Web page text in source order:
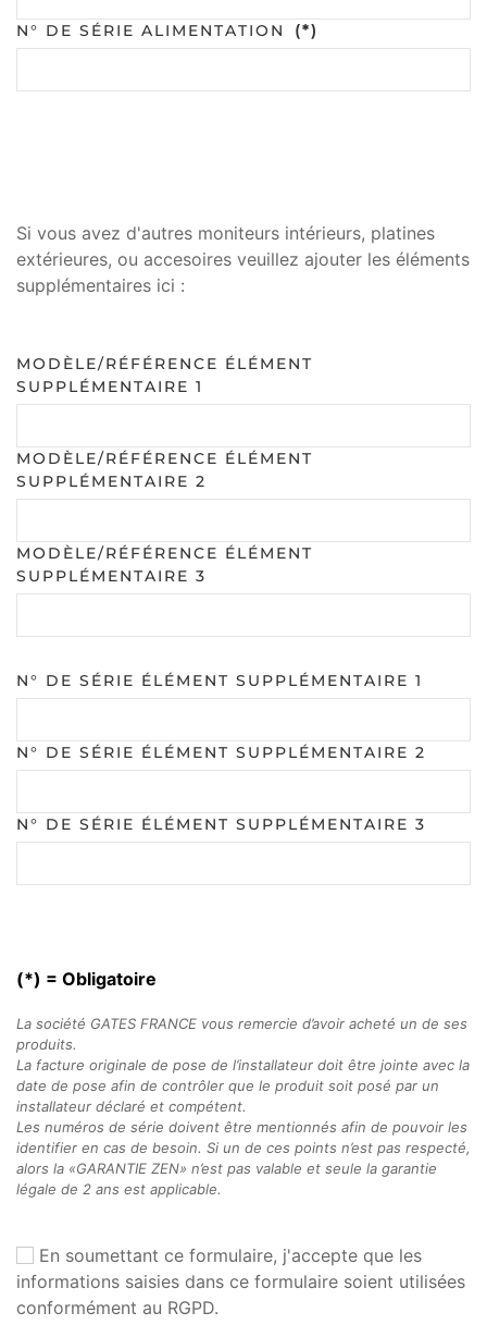
N° DE SÉRIE ALIMENTATION (*)
Si vous avez d'autres moniteurs intérieurs, platines
extérieures, ou accesoires veuillez ajouter les éléments
supplémentaires ici :
MODÈLE/RÉFÉRENCE ÉLÉMENT
SUPPLÉMENTAIRE 1
MODÈLE/RÉFÉRENCE ÉLÉMENT
SUPPLÉMENTAIRE 2
MODÈLE/RÉFÉRENCE ÉLÉMENT
SUPPLÉMENTAIRE 3
N° DE SÉRIE ÉLÉMENT SUPPLÉMENTAIRE 1
N° DE SÉRIE ÉLÉMENT SUPPLÉMENTAIRE 2
N° DE SÉRIE ÉLÉMENT SUPPLÉMENTAIRE 3
(*) = Obligatoire
La société GATES FRANCE vous remercie d’avoir acheté un de ses
produits.
La facture originale de pose de l’installateur doit être jointe avec la
date de pose afin de contrôler que le produit soit posé par un
installateur déclaré et compétent.
Les numéros de série doivent être mentionnés afin de pouvoir les
identifier en cas de besoin. Si un de ces points n’est pas respecté,
alors la «GARANTIE ZEN» n’est pas valable et seule la garantie
légale de 2 ans est applicable.
En soumettant ce formulaire, j'accepte que les
informations saisies dans ce formulaire soient utilisées
conformément au RGPD.